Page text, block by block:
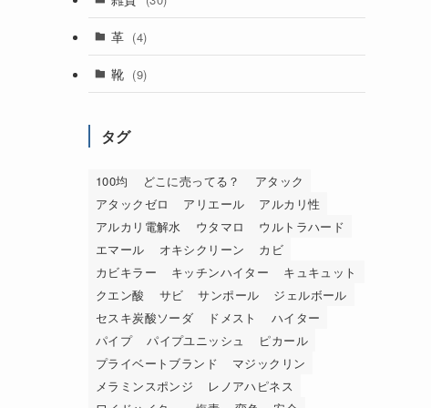
革 (4)
靴 (9)
タグ
100均 どこに売ってる？
アタック
アタックゼロ
アリエール
アルカリ性
アルカリ電解水
ウタマロ
ウルトラハード
エマール
オキシクリーン
カビ
カビキラー
キッチンハイター
キュキュット
クエン酸
サビ サンポール
ジェルボール
セスキ炭酸ソーダ
ドメスト
ハイター
パイプ
パイプユニッシュ
ピカール
プライベートブランド
マジックリン
メラミンスポンジ
レノアハピネス